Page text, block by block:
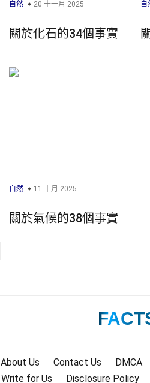
自然 20 十一月 2025
關於化石的34個事實
自
自然 11 十月 2025
關於氣候的38個事實
About Us Contact Us DMCA
Write for Us
Disclosure Policy